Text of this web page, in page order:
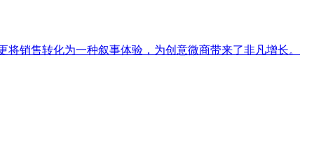
销售转化为一种叙事体验，为创意微商带来了非凡增长。